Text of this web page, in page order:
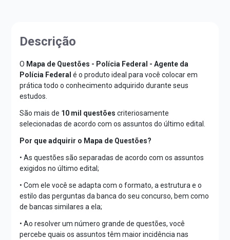
Descrição
O Mapa de Questões - Polícia Federal - Agente da
Polícia Federal é o produto ideal para você colocar em
prática todo o conhecimento adquirido durante seus
estudos.
São mais de 10 mil questõescriteriosamente
selecionadas de acordo com os assuntos do último edital.
Por que adquirir o Mapa de Questões?
• As questões são separadas de acordo com os assuntos
exigidos no último edital;
• Com ele você se adapta com o formato, a estrutura e o
estilo das perguntas da banca do seu concurso, bem como
de bancas similares a ela;
• Ao resolver um número grande de questões, você
percebe quais os assuntos têm maior incidência nas